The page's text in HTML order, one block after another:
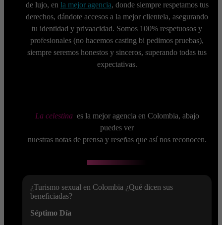
de lujo, en la mejor agencia, donde siempre respetamos tus
derechos, dándote accesos a la mejor clientela, asegurando
tu identidad y privaacidad. Somos 100% respetuosos y
profesionales (no hacemos casting bi pedimos pruebas),
siempre seremos honestos y sinceros, superando todas tus
expectativas.
La celestinaes la mejor agencia en Colombia, abajo
puedes ver
nuestras notas de prensa y reseñas que así nos reconocen.
¿Turismo sexual en Colombia ¿Qué dicen sus
beneficiadas?
Séptimo Día